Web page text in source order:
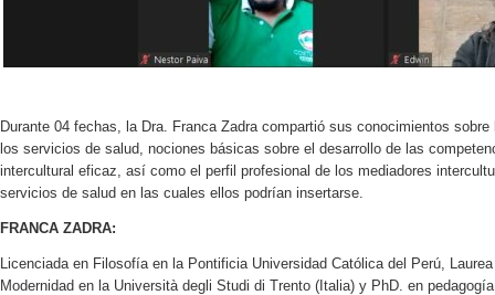
Durante 04 fechas, la Dra. Franca Zadra compartió sus conocimientos
los servicios de salud, nociones básicas sobre el desarrollo de las
intercultural eficaz, así como el perfil profesional de los mediadores
servicios de salud en las cuales ellos podrían insertarse.
FRANCA ZADRA:
Licenciada en Filosofía en la Pontificia Universidad Católica del Perú,
Modernidad en la Università degli Studi di Trento (Italia) y PhD. en